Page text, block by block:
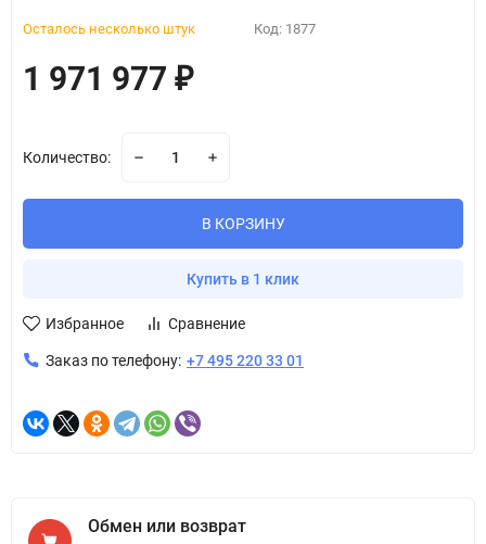
Осталось несколько штук Код: 1877
1 971 977 ₽
Количество:
В КОРЗИНУ
Купить в 1 клик
Избранное Сравнение
Заказ по телефону: +7 495 220 33 01
Обмен или возврат